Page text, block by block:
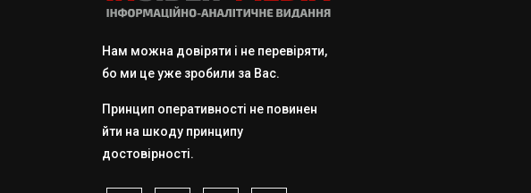
Нам можна довіряти і не перевіряти,
бо ми це уже зробили за Вас.
Принцип оперативності не повинен
йти на шкоду принципу
достовірності.